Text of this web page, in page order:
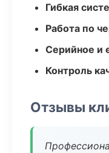
Гибкая
Работа по
Серийное и
Контроль
Отзывы